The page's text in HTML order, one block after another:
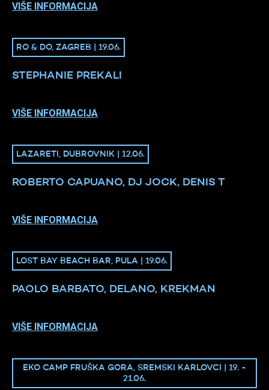
VIŠE INFORMACIJA
RO & DO, ZAGREB | 19.06.
STEPHANIE PREKALI
VIŠE INFORMACIJA
LAZARETI, DUBROVNIK | 12.06.
ROBERTO CAPUANO, DJ JOCK, DENIS T
VIŠE INFORMACIJA
LOST BAY BEACH BAR, PULA | 19.06.
PAOLO BARBATO, DELANO, KREKMAN
VIŠE INFORMACIJA
EKO CAMP FRUŠKA GORA, SREMSKI KARLOVCI | 19. -
21.06.